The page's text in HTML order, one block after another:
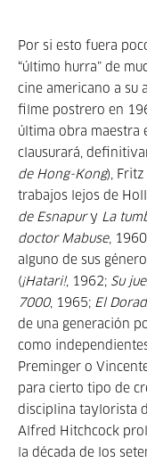
Por si esto fuera
“último hurra” de
cine americano a su
filme postrero en
última obra maestra
clausurará,
de Hong-Kong),
trabajos lejos de
de Esnapury La
doctor Mabuse,
alguno de sus
(¡Hatari!, 1962; Su
7000, 1965; El
de una generación
como
Preminger o
para cierto tipo de
disciplina taylorista
Alfred Hitchcock
la década de los